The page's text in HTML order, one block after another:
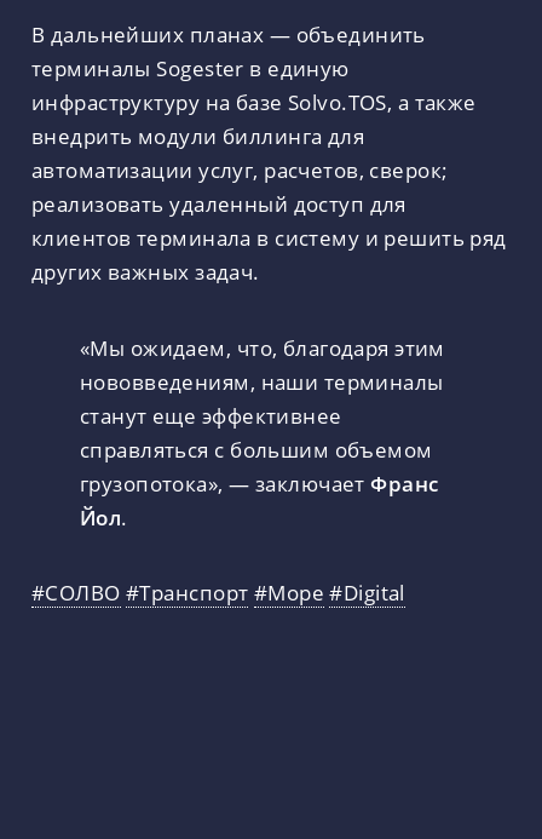
В дальнейших планах — объединить
терминалы Sogester в единую
инфраструктуру на базе Solvo.TOS, а также
внедрить модули биллинга для
автоматизации услуг, расчетов, сверок;
реализовать удаленный доступ для
клиентов терминала в систему и решить ряд
других важных задач.
«Мы ожидаем, что, благодаря этим
нововведениям, наши терминалы
станут еще эффективнее
справляться с большим объемом
грузопотока», — заключаетФранс
Йол.
#СОЛВО #Транспорт #Море #Digital